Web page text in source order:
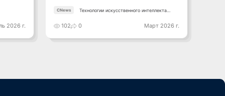
2026 г.
CNews
Технологии искусственного интеллекта
102 0 Март 2026 г.